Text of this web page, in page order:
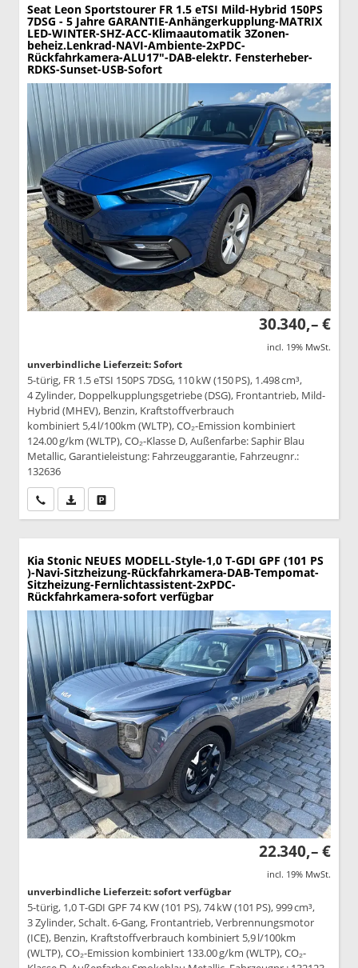
Seat Leon Sportstourer FR 1.5 eTSI Mild-Hybrid 150PS
7DSG - 5 Jahre GARANTIE-Anhängerkupplung-MATRIX
LED-WINTER-SHZ-ACC-Klimaautomatik 3Zonen-
beheiz.Lenkrad-NAVI-Ambiente-2xPDC-
Rückfahrkamera-ALU17"-DAB-elektr. Fensterheber-
RDKS-Sunset-USB-Sofort
30.340,– €
incl. 19% MwSt.
unverbindliche Lieferzeit: Sofort
5-türig, FR 1.5 eTSI 150PS 7DSG, 110 kW (150 PS), 1.498 cm³,
4 Zylinder, Doppelkupplungsgetriebe (DSG), Frontantrieb, Mild-
Hybrid (MHEV), Benzin, Kraftstoffverbrauch
kombiniert 5,4 l/100km (WLTP), CO₂-Emission kombiniert
124.00 g/km (WLTP), CO₂-Klasse D, Außenfarbe: Saphir Blau
Metallic, Garantieleistung: Fahrzeuggarantie, Fahrzeugnr.:
132636
Wir rufen Sie anPDF-Datei, Fahrzeugexposé drucken
Kia Stonic NEUES MODELL-Style-1,0 T-GDI GPF (101 PS
)-Navi-Sitzheizung-Rückfahrkamera-DAB-Tempomat-
Sitzheizung-Fernlichtassistent-2xPDC-
Rückfahrkamera-sofort verfügbar
22.340,– €
incl. 19% MwSt.
unverbindliche Lieferzeit: sofort verfügbar
5-türig, 1,0 T-GDI GPF 74 KW (101 PS), 74 kW (101 PS), 999 cm³,
3 Zylinder, Schalt. 6-Gang, Frontantrieb, Verbrennungsmotor
(ICE), Benzin, Kraftstoffverbrauch kombiniert 5,9 l/100km
(WLTP), CO₂-Emission kombiniert 133.00 g/km (WLTP), CO₂-